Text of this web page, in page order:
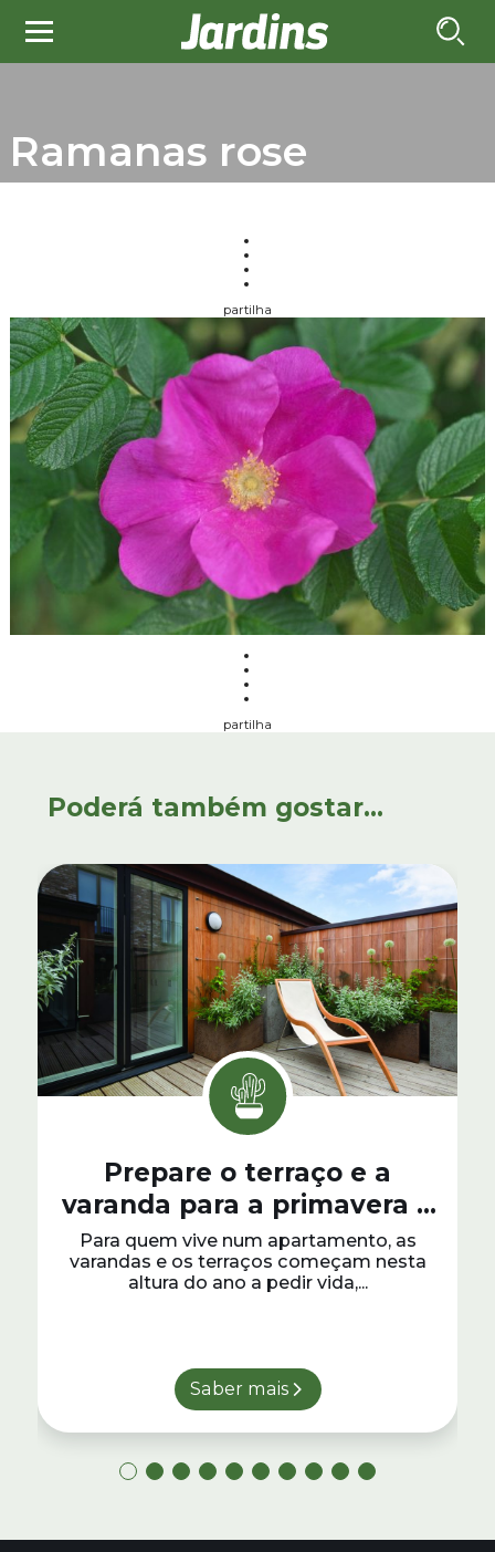
Ramanas rose
partilha
partilha
Poderá também gostar...
Prepare o terraço e a
varanda para a primavera e
verão
Para quem vive num apartamento, as
varandas e os terraços começam nesta
altura do ano a pedir vida,...
Saber mais